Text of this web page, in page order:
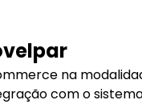
na
com o